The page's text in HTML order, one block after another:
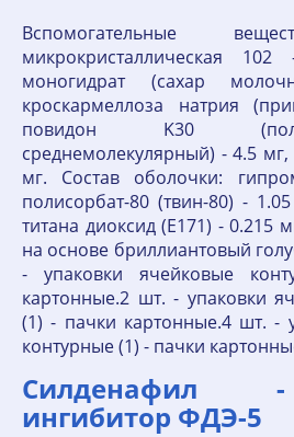
Вспомогательные
микрокристаллическая
моногидрат (сахар
кроскармеллоза натрия
повидон K30
среднемолекулярный) - 4.5 мг,
мг. Состав оболочки:
полисорбат-80 (твин-80) -
титана диоксид (E171) - 0.215
на основе бриллиантовый
- упаковки ячейковые
картонные.2 шт. - упаковки
(1) - пачки картонные.4 шт. -
контурные (1) - пачки
Силденафил
ингибитор ФДЭ-5